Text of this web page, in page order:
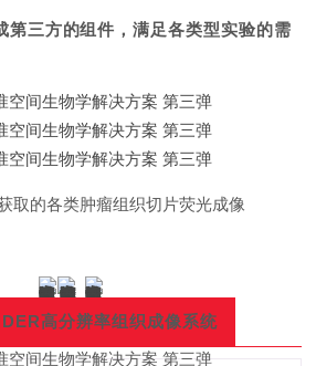
第三方的组件，满足各类型实验的需
取的各类肿瘤组织切片荧光成像
高分辨率组织成像系统